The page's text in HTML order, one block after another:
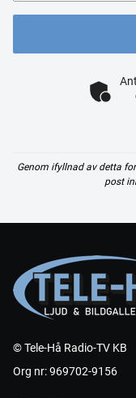
Genom ifyllnad av detta
post
© Tele-Hå Radio-TV KB
Org nr: 969702-9156